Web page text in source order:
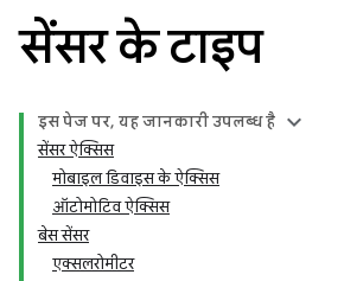
सेंसर के टाइप
इस पेज पर, यह जानकारी उपलब्ध है
सेंसर ऐक्सिस
मोबाइल डिवाइस के ऐक्सिस
ऑटोमोटिव ऐक्सिस
बेस सेंसर
एक्सलरोमीटर